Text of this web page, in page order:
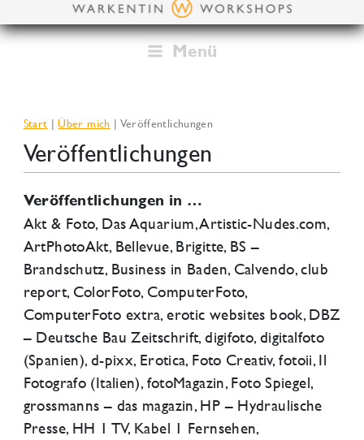
Inhalt
Menü
Start Über mich Veröffentlichungen
Veröffentlichungen
Veröffentlichungen in …
Akt & Foto, Das Aquarium, Artistic-Nudes.com,
ArtPhotoAkt, Bellevue, Brigitte, BS –
Brandschutz, Business in Baden, Calvendo, club
report, ColorFoto, ComputerFoto,
ComputerFoto extra, erotic websites book, DBZ
– Deutsche Bau Zeitschrift, digifoto, digitalfoto
(Spanien), d-pixx, Erotica, Foto Creativ, fotoii, Il
Fotografo (Italien), fotoMagazin, Foto Spiegel,
grossmanns – das magazin, HP – Hydraulische
Presse, HH 1 TV, Kabel 1 Fernsehen,